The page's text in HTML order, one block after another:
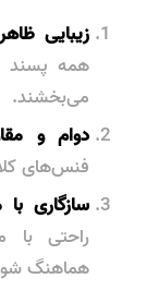
زیبایی
همه پسند
می‌بخشند.
دوام و
فنس‌های
سازگاری
راحتی
هماهنگ